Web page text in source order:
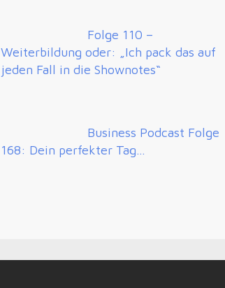
Folge 110 –
Weiterbildung oder: „Ich pack das auf
jeden Fall in die Shownotes“
Business Podcast Folge
168: Dein perfekter Tag…